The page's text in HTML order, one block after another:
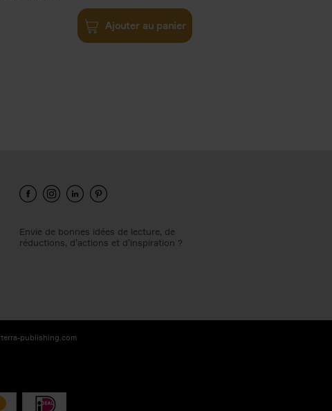
Ajouter au panier
Envie de bonnes idées de lecture, de
réductions, d’actions et d’inspiration ?
terra-publishing.com